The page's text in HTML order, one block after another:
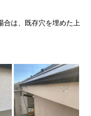
合は、既存穴を埋めた上